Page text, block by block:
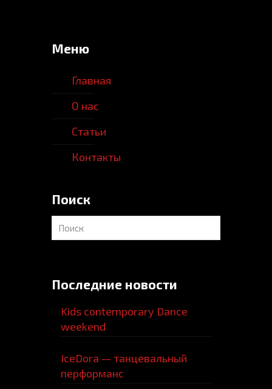
Меню
Главная
О нас
Статьи
Контакты
Поиск
Последние новости
Kids contemporary Dance
weekend
IceDora — танцевальный
перформанс